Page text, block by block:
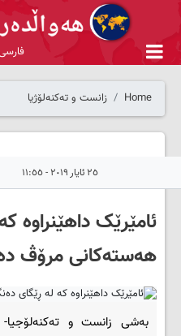
Home زانست و تەکنەلۆژیا
٢٥ ئایار ٢٠١٩ - ١١:٥٥
ئامێرێک داهێنراوه‌
هه‌سته‌کانی مرۆڤ
به‌شی زانست و ته‌کنه‌لۆجیا-